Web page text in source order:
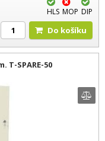
HLS MOP DIP
Do košíku
T-SPARE-50